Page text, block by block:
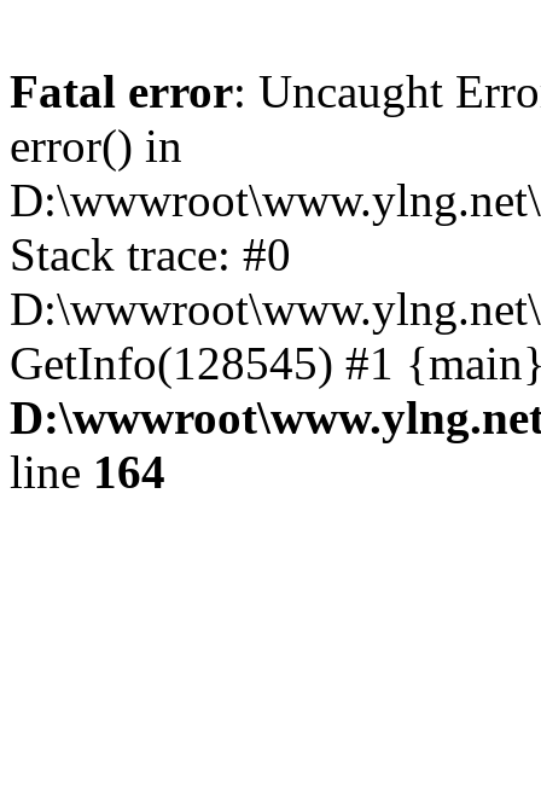
Fatal error: Uncaught
error() in
Stack trace: #0
GetInfo(128545) #1
line 164